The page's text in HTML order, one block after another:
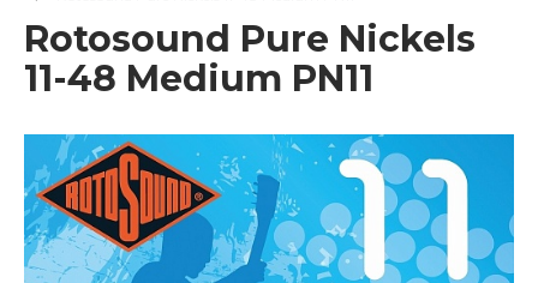
Rotosound Pure Nickels
11-48 Medium PN11